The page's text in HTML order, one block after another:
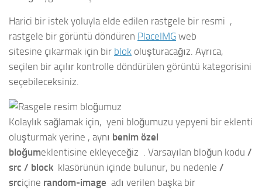
Harici bir istek yoluyla elde edilen rastgele bir resmi ,
rastgele bir görüntü döndüren PlaceIMG web
sitesine çıkarmak için bir blok oluşturacağız. Ayrıca,
seçilen bir açılır kontrolle döndürülen görüntü kategorisini
seçebileceksiniz.
Kolaylık sağlamak için, yeni bloğumuzu yepyeni bir eklenti
oluşturmak yerine , aynı benim özel
bloğumeklentisine ekleyeceğiz . Varsayılan bloğun kodu /
src / block klasörünün içinde bulunur, bu nedenle /
srciçine random-image adı verilen başka bir